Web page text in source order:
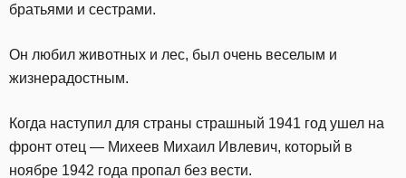
братьями и сестрами.
Он любил животных и лес, был очень веселым и
жизнерадостным.
Когда наступил для страны страшный 1941 год ушел на
фронт отец — Михеев Михаил Ивлевич, который в
ноябре 1942 года пропал без вести.